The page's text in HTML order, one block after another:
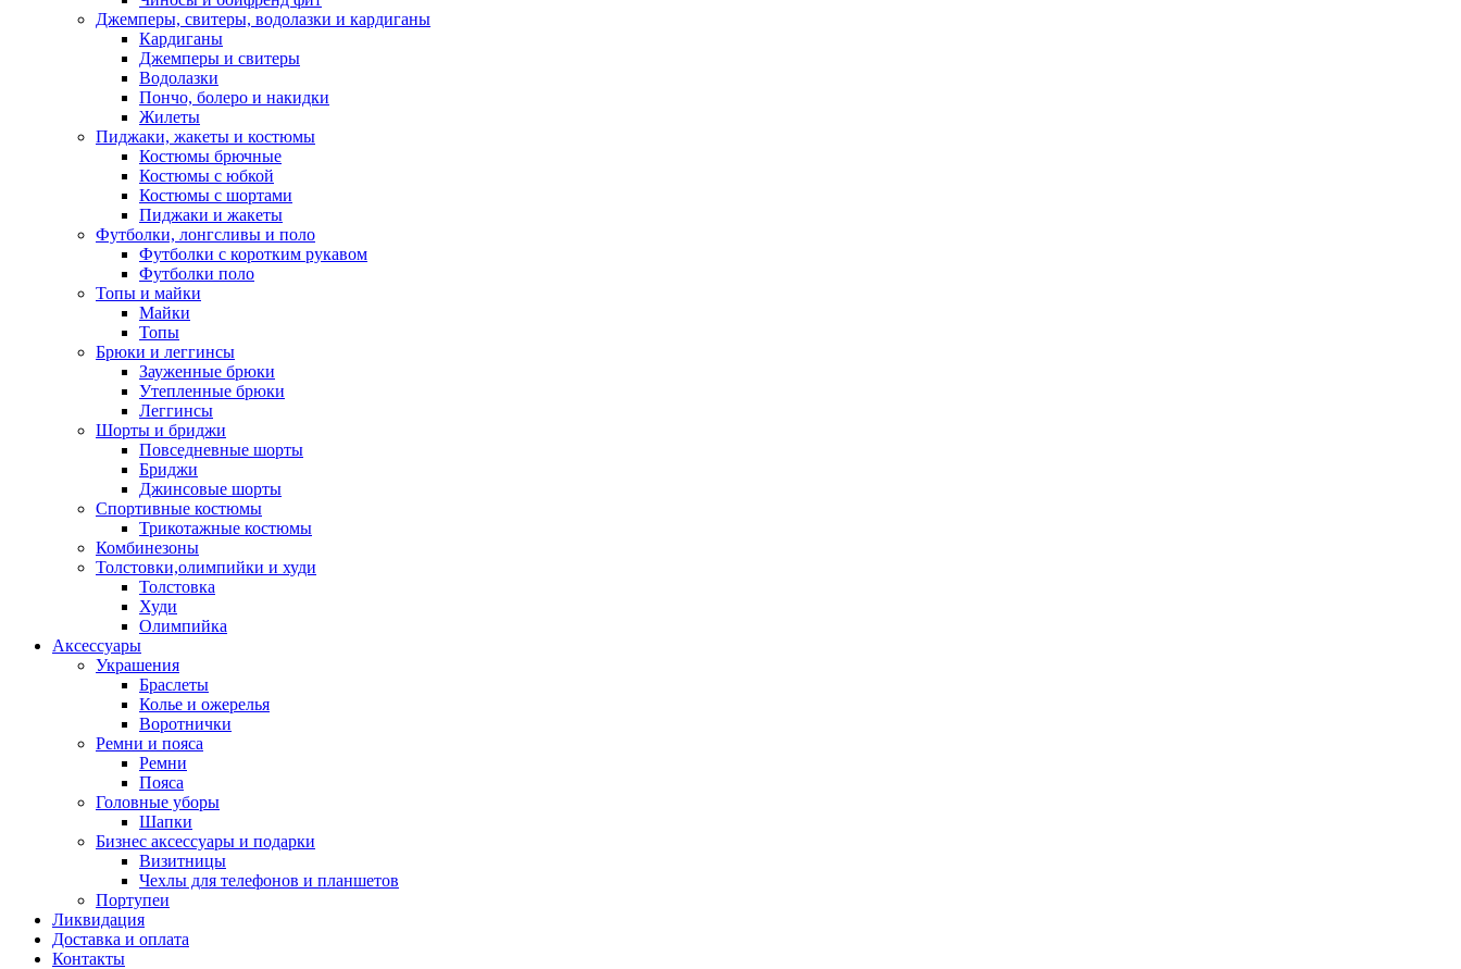
Джемперы, свитеры, водолазки и кардиганы
Кардиганы
Джемперы и свитеры
Водолазки
Пончо, болеро и накидки
Жилеты
Пиджаки, жакеты и костюмы
Костюмы брючные
Костюмы с юбкой
Костюмы с шортами
Пиджаки и жакеты
Футболки, лонгсливы и поло
Футболки с коротким рукавом
Футболки поло
Топы и майки
Майки
Топы
Брюки и леггинсы
Зауженные брюки
Утепленные брюки
Леггинсы
Шорты и бриджи
Повседневные шорты
Бриджи
Джинсовые шорты
Спортивные костюмы
Трикотажные костюмы
Комбинезоны
Толстовки,олимпийки и худи
Толстовка
Худи
Олимпийка
Аксессуары
Украшения
Браслеты
Колье и ожерелья
Воротнички
Ремни и пояса
Ремни
Пояса
Головные уборы
Шапки
Бизнес аксессуары и подарки
Визитницы
Чехлы для телефонов и планшетов
Портупеи
Ликвидация
Доставка и оплата
Контакты